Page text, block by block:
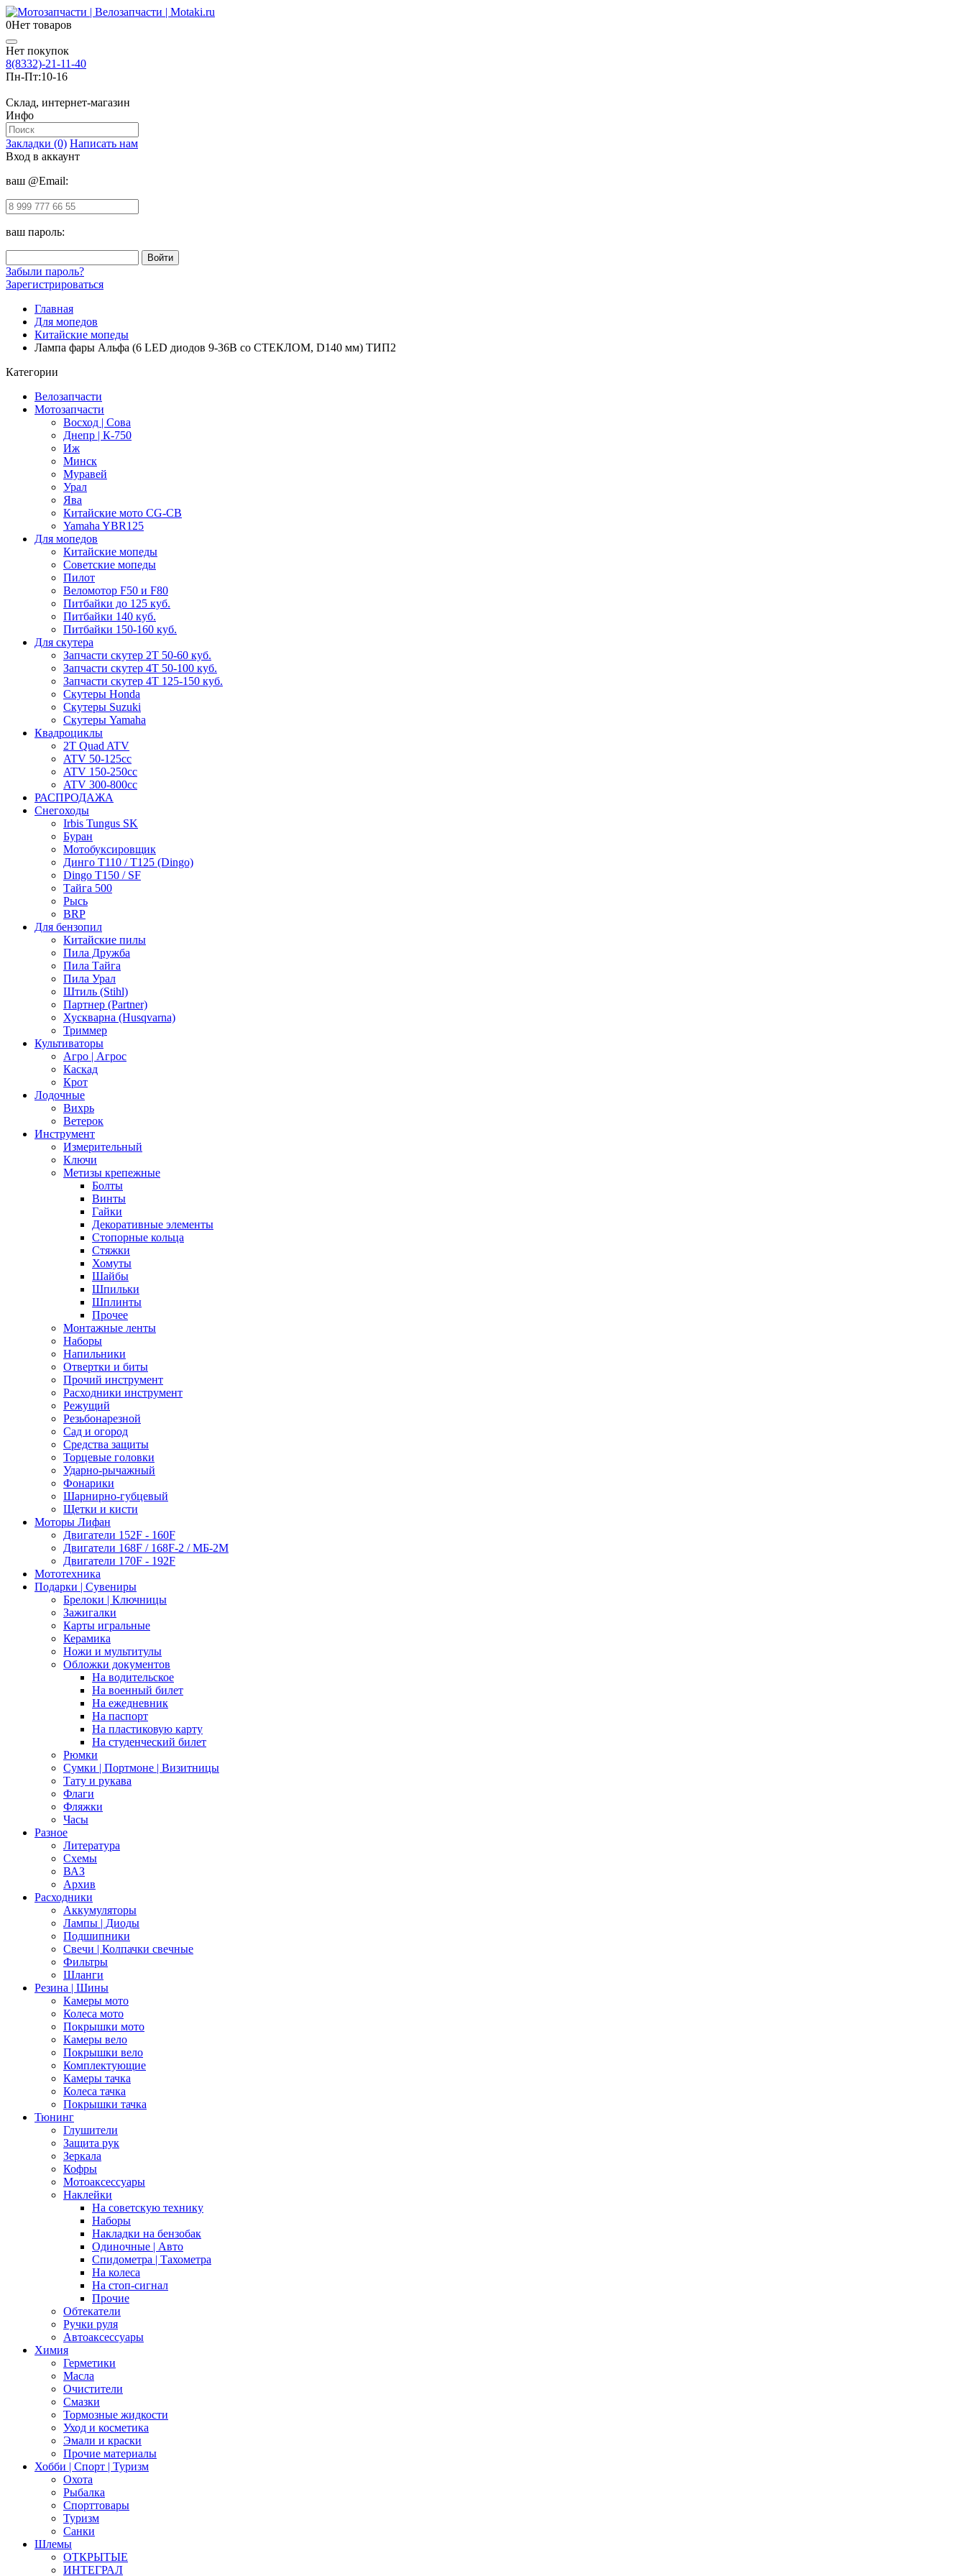
0Нет товаров
Нет покупок
8(8332)-21-11-40
Пн-Пт:10-16
Склад, интернет-магазин
Инфо
Закладки (0) Написать нам
Вход в аккаунт
ваш @Email:
ваш пароль:
Забыли пароль?
Зарегистрироваться
Главная
Для мопедов
Китайские мопеды
Лампа фары Альфа (6 LED диодов 9-36В со СТЕКЛОМ, D140 мм) ТИП2
Категории
Велозапчасти
Мотозапчасти
Восход | Сова
Днепр | К-750
Иж
Минск
Муравей
Урал
Ява
Китайские мото CG-CB
Yamaha YBR125
Для мопедов
Китайские мопеды
Советские мопеды
Пилот
Веломотор F50 и F80
Питбайки до 125 куб.
Питбайки 140 куб.
Питбайки 150-160 куб.
Для скутера
Запчасти скутер 2Т 50-60 куб.
Запчасти скутер 4Т 50-100 куб.
Запчасти скутер 4Т 125-150 куб.
Скутеры Honda
Скутеры Suzuki
Скутеры Yamaha
Квадроциклы
2T Quad ATV
ATV 50-125cc
ATV 150-250cc
ATV 300-800cc
РАСПРОДАЖА
Снегоходы
Irbis Tungus SK
Буран
Мотобуксировщик
Динго T110 / T125 (Dingo)
Dingo T150 / SF
Тайга 500
Рысь
BRP
Для бензопил
Китайские пилы
Пила Дружба
Пила Тайга
Пила Урал
Штиль (Stihl)
Партнер (Partner)
Хускварна (Husqvarna)
Триммер
Культиваторы
Агро | Агрос
Каскад
Крот
Лодочные
Вихрь
Ветерок
Инструмент
Измерительный
Ключи
Метизы крепежные
Болты
Винты
Гайки
Декоративные элементы
Стопорные кольца
Стяжки
Хомуты
Шайбы
Шпильки
Шплинты
Прочее
Монтажные ленты
Наборы
Напильники
Отвертки и биты
Прочий инструмент
Расходники инструмент
Режущий
Резьбонарезной
Сад и огород
Средства защиты
Торцевые головки
Ударно-рычажный
Фонарики
Шарнирно-губцевый
Щетки и кисти
Моторы Лифан
Двигатели 152F - 160F
Двигатели 168F / 168F-2 / МБ-2М
Двигатели 170F - 192F
Мототехника
Подарки | Сувениры
Брелоки | Ключницы
Зажигалки
Карты игральные
Керамика
Ножи и мультитулы
Обложки документов
На водительское
На военный билет
На ежедневник
На паспорт
На пластиковую карту
На студенческий билет
Рюмки
Сумки | Портмоне | Визитницы
Тату и рукава
Флаги
Фляжки
Часы
Разное
Литература
Схемы
ВАЗ
Архив
Расходники
Аккумуляторы
Лампы | Диоды
Подшипники
Свечи | Колпачки свечные
Фильтры
Шланги
Резина | Шины
Камеры мото
Колеса мото
Покрышки мото
Камеры вело
Покрышки вело
Комплектующие
Камеры тачка
Колеса тачка
Покрышки тачка
Тюнинг
Глушители
Защита рук
Зеркала
Кофры
Мотоаксессуары
Наклейки
На советскую технику
Наборы
Накладки на бензобак
Одиночные | Авто
Спидометра | Тахометра
На колеса
На стоп-сигнал
Прочие
Обтекатели
Ручки руля
Автоаксессуары
Химия
Герметики
Масла
Очистители
Смазки
Тормозные жидкости
Уход и косметика
Эмали и краски
Прочие материалы
Хобби | Cпорт | Туризм
Охота
Рыбалка
Спорттовары
Туризм
Санки
Шлемы
ОТКРЫТЫЕ
ИНТЕГРАЛ